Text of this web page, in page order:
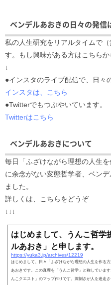
ベンデルあおきの日々の発信
私の人生研究をリアルタイムで
す。もし興味がある方はこちらか
↓
●インスタのライブ配信で、日々
インスタは、こちら
●Twitterでもつぶやいています。
Twitterはこちら
ベンデルあおきについて
毎日「ふざけながら理想の人生
に余念がない変態哲学者、ベン
ました。
詳しくは、こちらをどうぞ
↓↓↓
はじめまして、うんこ哲学
ルあおき」と申します。
https://yuka3.jp/archives/12219
はじめまして、日々「ふざけながら理想の人生を作る
あおきです。この真理を「うんこ哲学」と称していま
んこクエスト」のマップ作りです。深刻さが人を迷走